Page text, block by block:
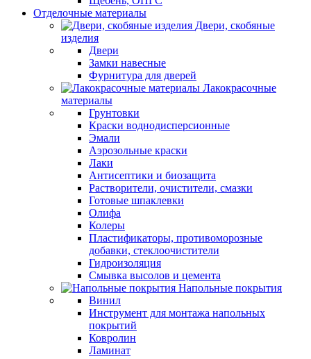
Отделочные материалы
Двери, скобяные
изделия
Двери
Замки навесные
Фурнитура для дверей
Лакокрасочные
материалы
Грунтовки
Краски воднодисперсионные
Эмали
Аэрозольные краски
Лаки
Антисептики и биозащита
Растворители, очистители, смазки
Готовые шпаклевки
Олифа
Колеры
Пластификаторы, противоморозные
добавки, стеклоочистители
Гидроизоляция
Смывка высолов и цемента
Напольные покрытия
Винил
Инструмент для монтажа напольных
покрытий
Ковролин
Ламинат